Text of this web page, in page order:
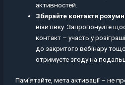
активностей.
Збирайте контакти
візитівку. Запропонуйте
контакт – участь у
до закритого вебінару
отримуєте згоду на
Пам’ятайте, мета активації – не